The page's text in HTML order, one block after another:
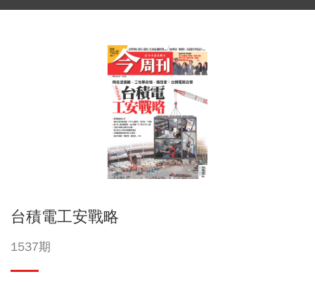
台積電工安戰略
1537期